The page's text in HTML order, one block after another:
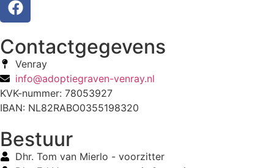
Contactgegevens
Venray
info@adoptiegraven-venray.nl
KVK-nummer: 78053927
IBAN: NL82RABO0355198320
Bestuur
Dhr. Tom van Mierlo - voorzitter